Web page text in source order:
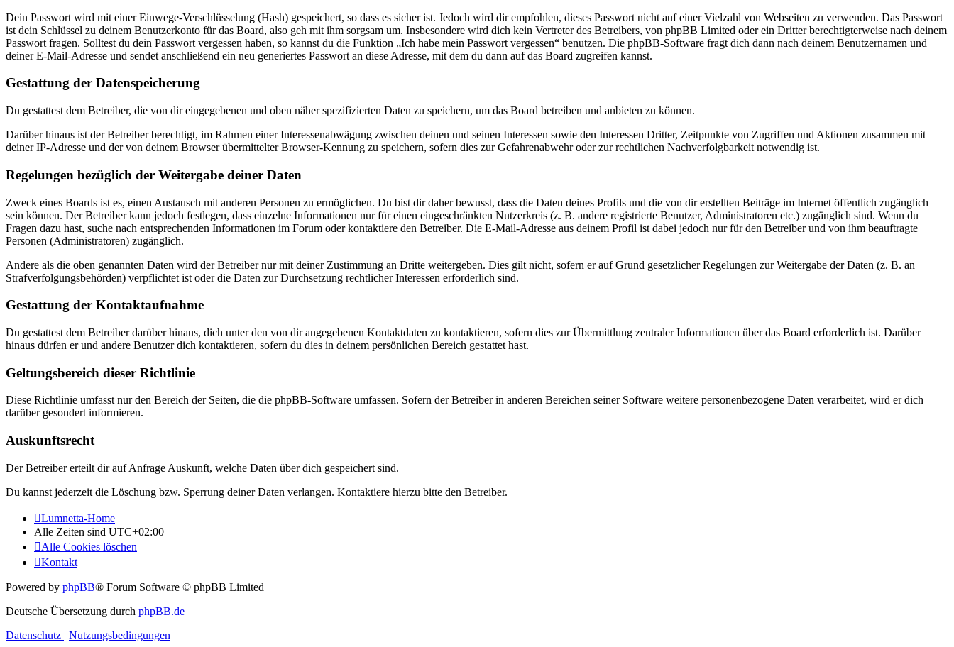
Dein Passwort wird mit einer Einwege-Verschlüsselung (Hash) gespeichert, so dass es sicher ist. Jedoch wird dir empfohlen, dieses Passwort nicht auf einer Vielzahl von Webseiten zu verwenden. Das Passwort
ist dein Schlüssel zu deinem Benutzerkonto für das Board, also geh mit ihm sorgsam um. Insbesondere wird dich kein Vertreter des Betreibers, von phpBB Limited oder ein Dritter berechtigterweise nach deinem
Passwort fragen. Solltest du dein Passwort vergessen haben, so kannst du die Funktion „Ich habe mein Passwort vergessen“ benutzen. Die phpBB-Software fragt dich dann nach deinem Benutzernamen und
deiner E-Mail-Adresse und sendet anschließend ein neu generiertes Passwort an diese Adresse, mit dem du dann auf das Board zugreifen kannst.
Gestattung der Datenspeicherung
Du gestattest dem Betreiber, die von dir eingegebenen und oben näher spezifizierten Daten zu speichern, um das Board betreiben und anbieten zu können.
Darüber hinaus ist der Betreiber berechtigt, im Rahmen einer Interessenabwägung zwischen deinen und seinen Interessen sowie den Interessen Dritter, Zeitpunkte von Zugriffen und Aktionen zusammen mit
deiner IP-Adresse und der von deinem Browser übermittelter Browser-Kennung zu speichern, sofern dies zur Gefahrenabwehr oder zur rechtlichen Nachverfolgbarkeit notwendig ist.
Regelungen bezüglich der Weitergabe deiner Daten
Zweck eines Boards ist es, einen Austausch mit anderen Personen zu ermöglichen. Du bist dir daher bewusst, dass die Daten deines Profils und die von dir erstellten Beiträge im Internet öffentlich zugänglich
sein können. Der Betreiber kann jedoch festlegen, dass einzelne Informationen nur für einen eingeschränkten Nutzerkreis (z. B. andere registrierte Benutzer, Administratoren etc.) zugänglich sind. Wenn du
Fragen dazu hast, suche nach entsprechenden Informationen im Forum oder kontaktiere den Betreiber. Die E-Mail-Adresse aus deinem Profil ist dabei jedoch nur für den Betreiber und von ihm beauftragte
Personen (Administratoren) zugänglich.
Andere als die oben genannten Daten wird der Betreiber nur mit deiner Zustimmung an Dritte weitergeben. Dies gilt nicht, sofern er auf Grund gesetzlicher Regelungen zur Weitergabe der Daten (z. B. an
Strafverfolgungsbehörden) verpflichtet ist oder die Daten zur Durchsetzung rechtlicher Interessen erforderlich sind.
Gestattung der Kontaktaufnahme
Du gestattest dem Betreiber darüber hinaus, dich unter den von dir angegebenen Kontaktdaten zu kontaktieren, sofern dies zur Übermittlung zentraler Informationen über das Board erforderlich ist. Darüber
hinaus dürfen er und andere Benutzer dich kontaktieren, sofern du dies in deinem persönlichen Bereich gestattet hast.
Geltungsbereich dieser Richtlinie
Diese Richtlinie umfasst nur den Bereich der Seiten, die die phpBB-Software umfassen. Sofern der Betreiber in anderen Bereichen seiner Software weitere personenbezogene Daten verarbeitet, wird er dich
darüber gesondert informieren.
Auskunftsrecht
Der Betreiber erteilt dir auf Anfrage Auskunft, welche Daten über dich gespeichert sind.
Du kannst jederzeit die Löschung bzw. Sperrung deiner Daten verlangen. Kontaktiere hierzu bitte den Betreiber.
Lumnetta-Home
Alle Zeiten sind UTC+02:00
Alle Cookies löschen
Kontakt
Powered by phpBB® Forum Software © phpBB Limited
Deutsche Übersetzung durch phpBB.de
Datenschutz | Nutzungsbedingungen